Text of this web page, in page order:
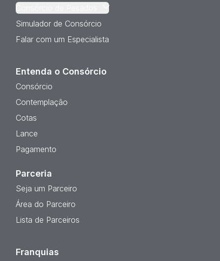
Consórcio de Pesados
Simulador de Consórcio
Falar com um Especialista
Entenda o Consórcio
Consórcio
Contemplação
Cotas
Lance
Pagamento
Parceria
Seja um Parceiro
Área do Parceiro
Lista de Parceiros
Franquias